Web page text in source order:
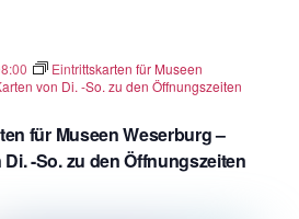
für Museen Weserburg –
-So. zu den Öffnungszeiten
Eintrittskarten für Museen
von Di. -So. zu den Öffnungszeiten